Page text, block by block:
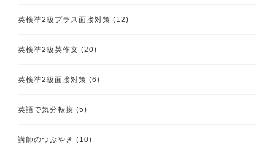
英検準2級プラス面接対策 (12)
英検準2級英作文 (20)
英検準2級面接対策 (6)
英語で気分転換 (5)
講師のつぶやき (10)